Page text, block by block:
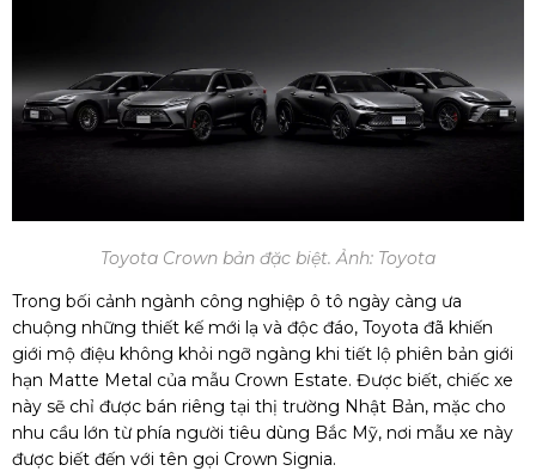
Toyota Crown bản đặc biệt. Ảnh: Toyota
Trong bối cảnh ngành công nghiệp ô tô ngày càng ưa
chuộng những thiết kế mới lạ và độc đáo, Toyota đã khiến
giới mộ điệu không khỏi ngỡ ngàng khi tiết lộ phiên bản giới
hạn Matte Metal của mẫu Crown Estate. Được biết, chiếc xe
này sẽ chỉ được bán riêng tại thị trường Nhật Bản, mặc cho
nhu cầu lớn từ phía người tiêu dùng Bắc Mỹ, nơi mẫu xe này
được biết đến với tên gọi Crown Signia.